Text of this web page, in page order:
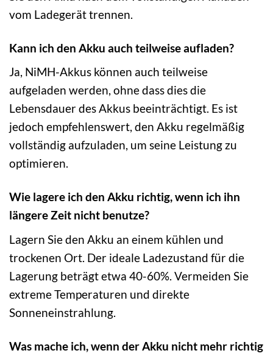
vom Ladegerät trennen.
Kann ich den Akku auch teilweise aufladen?
Ja, NiMH-Akkus können auch teilweise
aufgeladen werden, ohne dass dies die
Lebensdauer des Akkus beeinträchtigt. Es ist
jedoch empfehlenswert, den Akku regelmäßig
vollständig aufzuladen, um seine Leistung zu
optimieren.
Wie lagere ich den Akku richtig, wenn ich ihn
längere Zeit nicht benutze?
Lagern Sie den Akku an einem kühlen und
trockenen Ort. Der ideale Ladezustand für die
Lagerung beträgt etwa 40-60%. Vermeiden Sie
extreme Temperaturen und direkte
Sonneneinstrahlung.
Was mache ich, wenn der Akku nicht mehr richtig